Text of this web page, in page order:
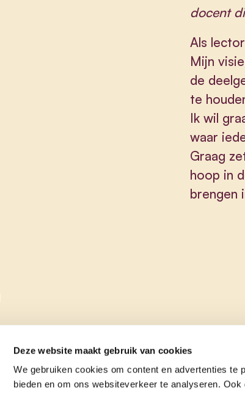
Deze website maakt gebruik van cookies
We gebruiken cookies om content en advertenties te
bieden en om ons websiteverkeer te analyseren.
docent
Als
Mijn
de
te
Ik wil
waar
Graag
hoop in
brengen